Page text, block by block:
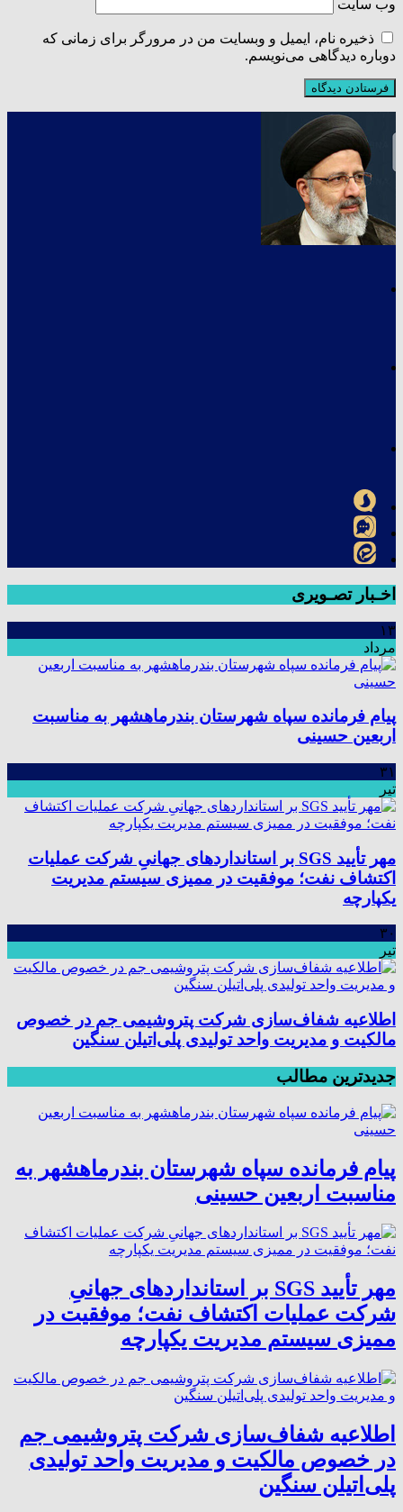
وب‌ سایت
ذخیره نام، ایمیل و وبسایت من در مرورگر برای زمانی که
دوباره دیدگاهی می‌نویسم.
اخـبار تصـویری
۱۳
مرداد
پیام فرمانده سپاه شهرستان بندرماهشهر به مناسبت
اربعین حسینی
۳۱
تیر
مهر تأیید SGS بر استانداردهای جهانیِ شرکت عملیات
اکتشاف نفت؛ موفقیت در ممیزی سیستم مدیریت
یکپارچه
۳۰
تیر
اطلاعیه شفاف‌سازی شرکت پتروشیمی جم در خصوص
مالکیت و مدیریت واحد تولیدی پلی‌اتیلن سنگین
جدیدترین مطالب
پیام فرمانده سپاه شهرستان بندرماهشهر به
مناسبت اربعین حسینی
مهر تأیید SGS بر استانداردهای جهانیِ
شرکت عملیات اکتشاف نفت؛ موفقیت در
ممیزی سیستم مدیریت یکپارچه
اطلاعیه شفاف‌سازی شرکت پتروشیمی جم
در خصوص مالکیت و مدیریت واحد تولیدی
پلی‌اتیلن سنگین